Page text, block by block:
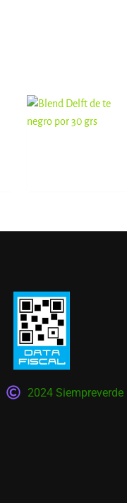
2024 Siempreverde